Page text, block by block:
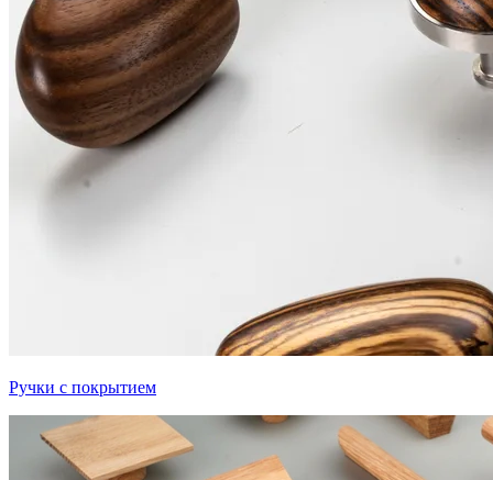
Ручки с покрытием